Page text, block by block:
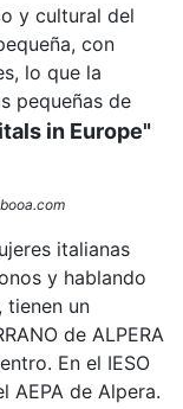
y cultural del
con
lo que la
pequeñas de
in Europe"
italianas
y hablando
tienen un
de ALPERA
En el IESO
AEPA de Alpera.